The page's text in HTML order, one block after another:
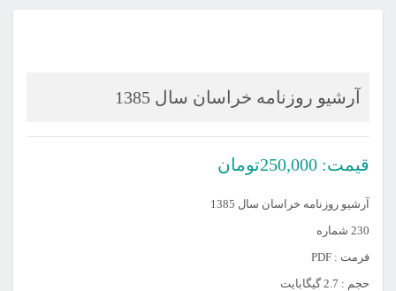
آرشیو روزنامه خراسان سال 1385
قیمت: 250,000تومان
آرشیو روزنامه خراسان سال 1385
230 شماره
فرمت : PDF
حجم : 2.7 گیگابایت